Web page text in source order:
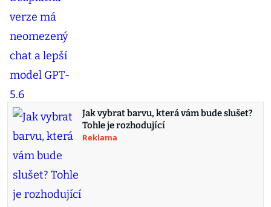
Jak vybrat barvu, která vám bude slušet?
Tohle je rozhodující
Reklama